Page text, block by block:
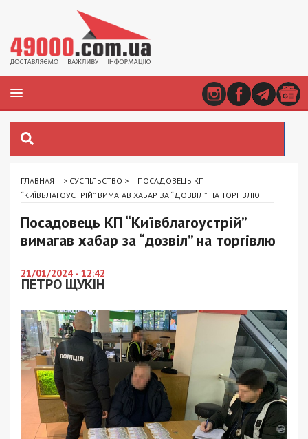
ГЛАВНАЯ > СУСПІЛЬСТВО >
ПОСАДОВЕЦЬ КП
“КИЇВБЛАГОУСТРІЙ” ВИМАГАВ ХАБАР ЗА “ДОЗВІЛ” НА ТОРГІВЛЮ
Посадовець КП “Київблагоустрій”
вимагав хабар за “дозвіл” на торгівлю
21/01/2024 - 12:42
ПЕТРО ЩУКІН